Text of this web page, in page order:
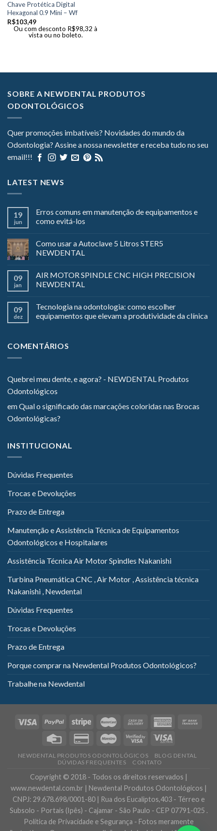
Chave Protética Digital
Hexagonal 0.9 Mini – Wf
R$103,49
Ou com desconto R$98,32 à
vista ou no boleto.
SOBRE A NEWDENTAL PRODUTOS
ODONTOLÓGICOS
Quer promoções imbatíveis? Novidades do mundo da
Odontologia? Assine a nossa newsletter e receba tudo no seu
email!!!
LATEST NEWS
19
jun
Erros comuns em manutenção de equipamentos e
como evitá-los
Como usar a Autoclave 5 Litros STER5
NEWDENTAL
09
jan
AIR MOTOR SPINDLE CNC HIGH PRECISION
NEWDENTAL
09
dez
Tecnologia na odontologia: como escolher
equipamentos que elevam a produtividade da clínica
COMENTÁRIOS
Quebrei meu dente, e agora? - NEWDENTAL Produtos
Odontológicos
emQual o significado das marcações coloridas nas Brocas
Odontológicas?
INSTITUCIONAL
Dúvidas Frequentes
Trocas e Devoluções
Prazo de Entrega
Manutenção e Assistência Técnica de Equipamentos
Odontológicos e Hospitalares
Assistência Técnica Air Motor Spindles Nakanishi
Turbina Pneumática CNC , Air Motor , Assistência técnica
Nakanishi , Newdental
Dúvidas Frequentes
Trocas e Devoluções
Prazo de Entrega
Porque comprar na Newdental Produtos Odontológicos?
Trabalhe na Newdental
NEWDENTAL PRODUTOS ODONTOLÓGICOS
BLOG DENTAL
DÚVIDAS FREQUENTES
CONTATO
Copyright © 2018 - Todos os direitos reservados |
www.newdental.com.br | Newdental Produtos Odontológicos |
CNPJ: 29.678.698/0001-80 | Rua dos Eucaliptos,403 - Térreo e
Subsolo - Portais (Ipês) - Cajamar - São Paulo - CEP 07791-025 .
Política de Privacidade e Segurança - Fotos meramente